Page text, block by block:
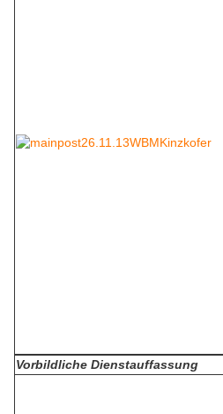
Vorbildliche Dienstauffassung